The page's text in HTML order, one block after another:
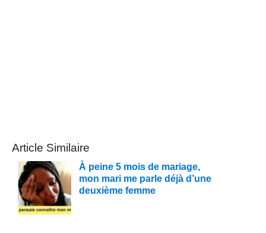
Article Similaire
À peine 5 mois de mariage,
mon mari me parle déjà d’une
deuxième femme